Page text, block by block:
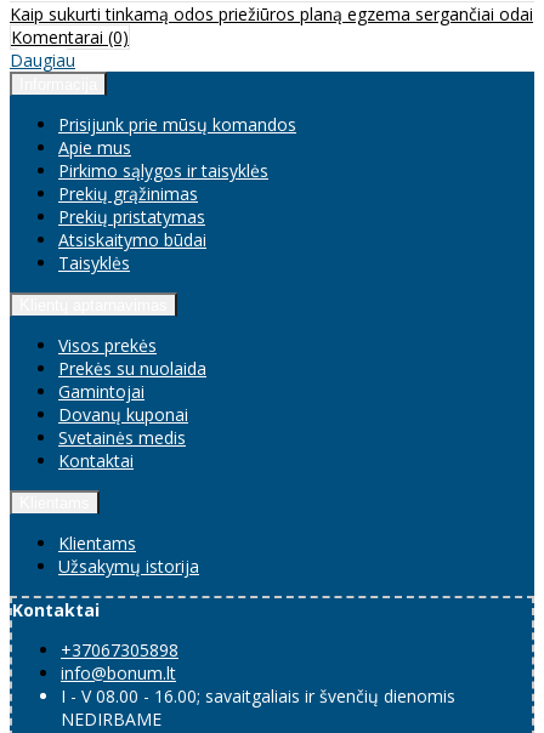
Kaip sukurti tinkamą odos priežiūros planą egzema sergančiai odai
Komentarai (0)
Daugiau
Prisijunk prie mūsų komandos
Apie mus
Pirkimo sąlygos ir taisyklės
Prekių grąžinimas
Prekių pristatymas
Atsiskaitymo būdai
Taisyklės
Visos prekės
Prekės su nuolaida
Gamintojai
Dovanų kuponai
Svetainės medis
Kontaktai
Klientams
Užsakymų istorija
Kontaktai
+37067305898
info@bonum.lt
I - V 08.00 - 16.00; savaitgaliais ir švenčių dienomis
NEDIRBAME